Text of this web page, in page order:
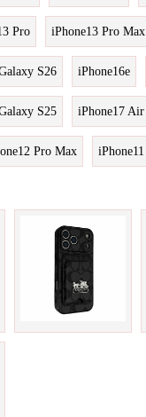
Pro iPhone13 Pro Max
S26 iPhone16e
S25 iPhone17 Air
Pro Max iPhone11